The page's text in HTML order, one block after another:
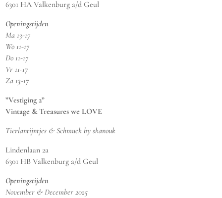
6301 HA Valkenburg a/d Geul
Openingstijden
Ma 13-17
Wo 11-17
Do 11-17
Vr 11-17
Za 13-17
”Vestiging 2”
Vintage & Treasures we LOVE
Tierlantijntjes & Schmuck by shanouk
Lindenlaan 2a
6301 HB Valkenburg a/d Geul
Openingstijden
November & December 2025